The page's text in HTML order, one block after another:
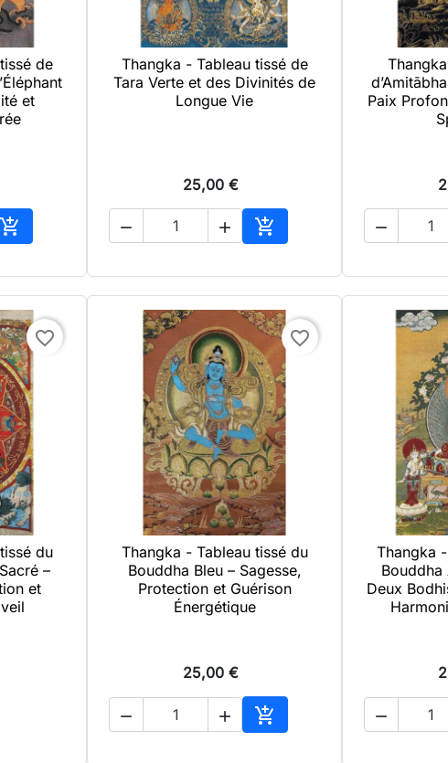
de
et

Ajouter au panier
 Aperçu rapide
Thangka - Tableau tissé de
Tara Verte et des Divinités de
Longue Vie
25,00 €
  
Ajouter au panier

Paix

favorite_border
du
–
et
favorite_border
 Aperçu rapide
Thangka - Tableau tissé du
Bouddha Bleu – Sagesse,
Protection et Guérison
Énergétique
25,00 €
  
Ajouter au panier

Thangka
Bouddha
Deux
